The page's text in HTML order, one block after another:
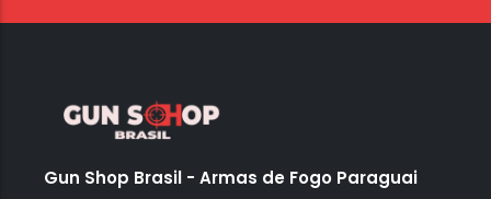
Gun Shop Brasil - Armas de Fogo Paraguai